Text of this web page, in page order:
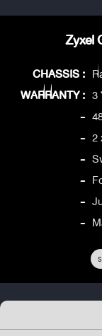
Zyxel
CHASSIS :
WARRANTY : 3
-
- 2
-
-
-
-